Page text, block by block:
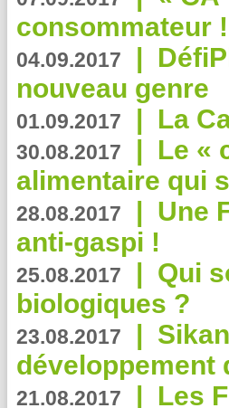
consommateur !
04.09.2017 |
nouveau genre
01.09.2017 | La
30.08.2017 | Le «
alimentaire qui
28.08.2017 | Une
anti-gaspi !
25.08.2017 | Qui
biologiques ?
23.08.2017 |
développement
21.08.2017 | Les